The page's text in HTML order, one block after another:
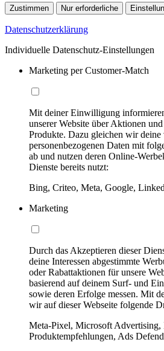
Zustimmen Nur erforderliche
Datenschutzerklärung
Individuelle Datenschutz-Einstellungen
Marketing per Customer-Match
Mit deiner Einwilligung
unserer Website über Aktionen
Produkte. Dazu gleichen wir deine
personenbezogenen Daten mit
ab und nutzen deren Online-
Dienste bereits nutzt:
Bing, Criteo, Meta, Google,
Marketing
Durch das Akzeptieren dieser
deine Interessen abgestimmte
oder Rabattaktionen für unsere
basierend auf deinem Surf- und
sowie deren Erfolge messen. Mit
wir auf dieser Webseite folgende
Meta-Pixel, Microsoft Advertising,
Produktempfehlungen, Ads